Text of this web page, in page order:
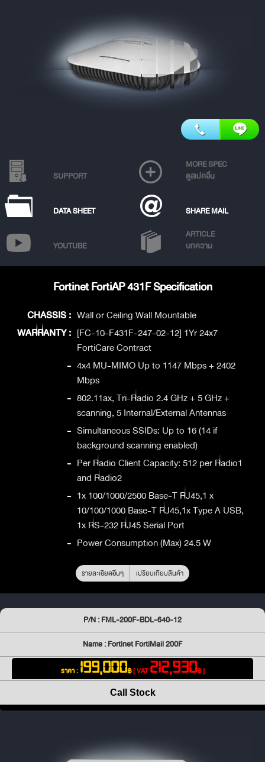
SUPPORT
MORE SPEC
ดูสเปคอื่น
DATA SHEET SHARE MAIL
YOUTUBE
ARTICLE
บทความ
Fortinet FortiAP 431F Specification
CHASSIS : Wall or Ceiling Wall Mountable
WARRANTY : [FC-10-F431F-247-02-12] 1Yr 24x7
FortiCare Contract
- 4x4 MU-MIMO Up to 1147 Mbps + 2402
Mbps
- 802.11ax, Tri-Radio 2.4 GHz + 5 GHz +
scanning, 5 Internal/External Antennas
- Simultaneous SSIDs: Up to 16 (14 if
background scanning enabled)
- Per Radio Client Capacity: 512 per Radio1
and Radio2
- 1x 100/1000/2500 Base-T RJ45,1 x
10/100/1000 Base-T RJ45,1x Type A USB,
1x RS-232 RJ45 Serial Port
- Power Consumption (Max) 24.5 W
รายละเอียดอื่นๆ เปรียบเทียบสินค้า
P/N : FML-200F-BDL-640-12
Name : Fortinet FortiMail 200F
ราคา : 199,000฿[ VAT212,930฿ ]
Call Stock